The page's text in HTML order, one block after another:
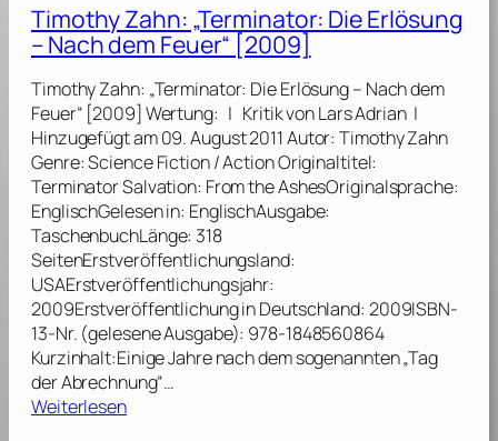
v
a
t
i
o
n
:
C
o
l
d
W
a
r
“
[
2
o
t
y
Z
a
h
n
:
„
T
e
r
m
i
n
a
Timothy Zahn: „Terminator: Die Erlösung
– Nach dem Feuer“ [2009]
Timothy Zahn: „Terminator: Die Erlösung – Nach dem
Feuer“ [2009] Wertung: | Kritik von Lars Adrian |
Hinzugefügt am 09. August 2011 Autor: Timothy Zahn
Genre: Science Fiction / Action Originaltitel:
Terminator Salvation: From the AshesOriginalsprache:
EnglischGelesen in: EnglischAusgabe:
TaschenbuchLänge: 318
SeitenErstveröffentlichungsland:
USAErstveröffentlichungsjahr:
2009Erstveröffentlichung in Deutschland: 2009ISBN-
13-Nr. (gelesene Ausgabe): 978-1848560864
Kurzinhalt:Einige Jahre nach dem sogenannten „Tag
der Abrechnung“…
Weiterlesen: